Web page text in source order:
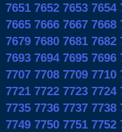
7651 7652 7653 7654
7665 7666 7667 7668
7679 7680 7681 7682
7693 7694 7695 7696
7707 7708 7709 7710
7721 7722 7723 7724
7735 7736 7737 7738
7749 7750 7751 7752